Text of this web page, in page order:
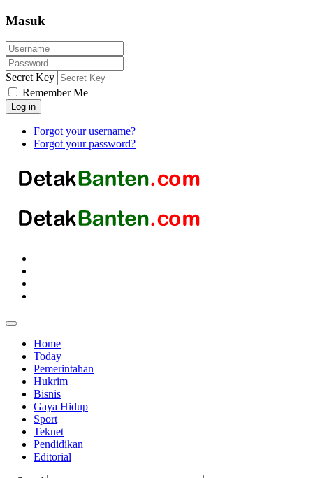
Masuk
Secret Key
Remember Me
Log in
Forgot your username?
Forgot your password?
Home
Today
Pemerintahan
Hukrim
Bisnis
Gaya Hidup
Sport
Teknet
Pendidikan
Editorial